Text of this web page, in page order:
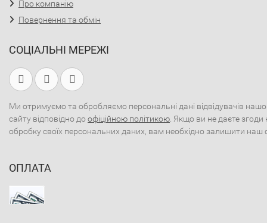
Про компанію
Повернення та обмін
СОЦІАЛЬНІ МЕРЕЖІ
Ми отримуємо та обробляємо персональні дані відвідувачів
сайту відповідно до офіційною політикою . Якщо ви не даєте згоди
обробку своїх персональних даних, вам необхідно залишити наш
ОПЛАТА